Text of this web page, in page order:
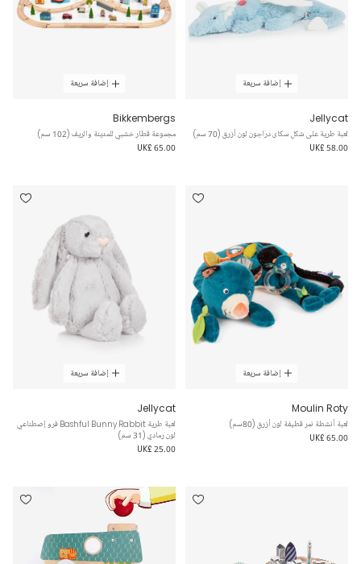
إضافة سريعة
Jellycat
لعبة طرية على شكل سكاى دراجون لون أزرق (70 سم)
UK£ 58.00
إضافة سريعة
Bikkembergs
مجموعة قطار خشبي للمدينة والريف (102 سم)
UK£ 65.00
إضافة سريعة
Moulin Roty
لعبة أنشطة نمر قطيفة لون أزرق (80سم)
UK£ 65.00
إضافة سريعة
Jellycat
لعبة طرية Bashful Bunny Rabbit فرو إصطناعي
لون رمادي (31 سم)
UK£ 25.00